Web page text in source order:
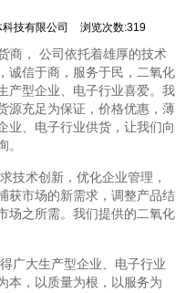
技有限公司 浏览次数:319
商， 公司依托着雄厚的技术
，诚信于商，服务于民，二氧化
产型企业、电子行业喜爱。我
源充足为保证，价格优惠，薄
业、电子行业供货，让我们向
。
技术创新，优化企业管理，
获市场的新需求，调整产品结
场之所需。我们提供的二氧化
广大生产型企业、电子行业
本，以质量为根，以服务为